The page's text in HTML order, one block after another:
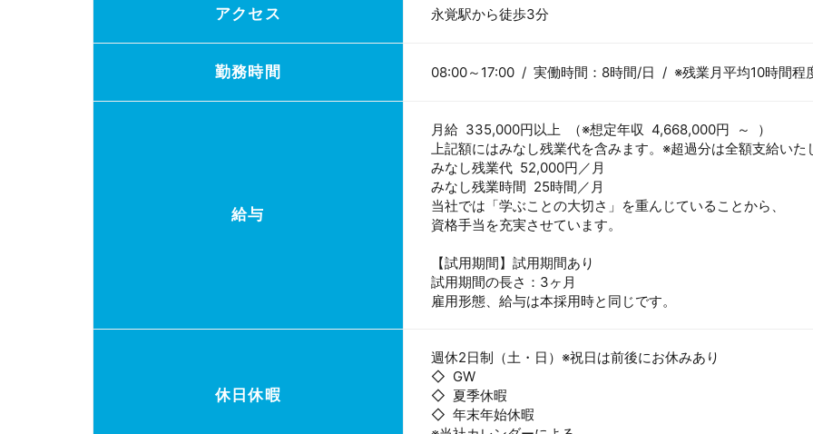
アクセス 永覚駅から徒歩3分
勤務時間 08:00～17:00 / 実働時間：8時間/日 / ※残業月平均10時間程
給与
月給 335,000円以上 （※想定年収 4,668,000円 ～ ）
上記額にはみなし残業代を含みます。※超過分は全額支給いた
みなし残業代 52,000円／月
みなし残業時間 25時間／月
当社では「学ぶことの大切さ」を重んじていることから、
資格手当を充実させています。
【試用期間】試用期間あり
試用期間の長さ：3ヶ月
雇用形態、給与は本採用時と同じです。
休日休暇
週休2日制（土・日）※祝日は前後にお休みあり
◇ GW
◇ 夏季休暇
◇ 年末年始休暇